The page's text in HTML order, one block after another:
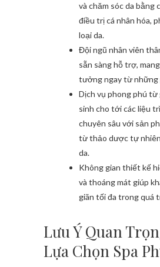
và chăm sóc da bằng
điều trị cá nhân hóa,
loại da.
Đội ngũ nhân viên
sẵn sàng hỗ trợ,
tưởng ngay từ
Dịch vụ phong phú
sinh cho tới các liệu
chuyên sâu với sản
từ thảo dược tự
da.
Không gian thiết kế
và thoáng mát giúp
giãn tối đa trong quá
Lưu Ý Quan
Lựa Chọn Spa